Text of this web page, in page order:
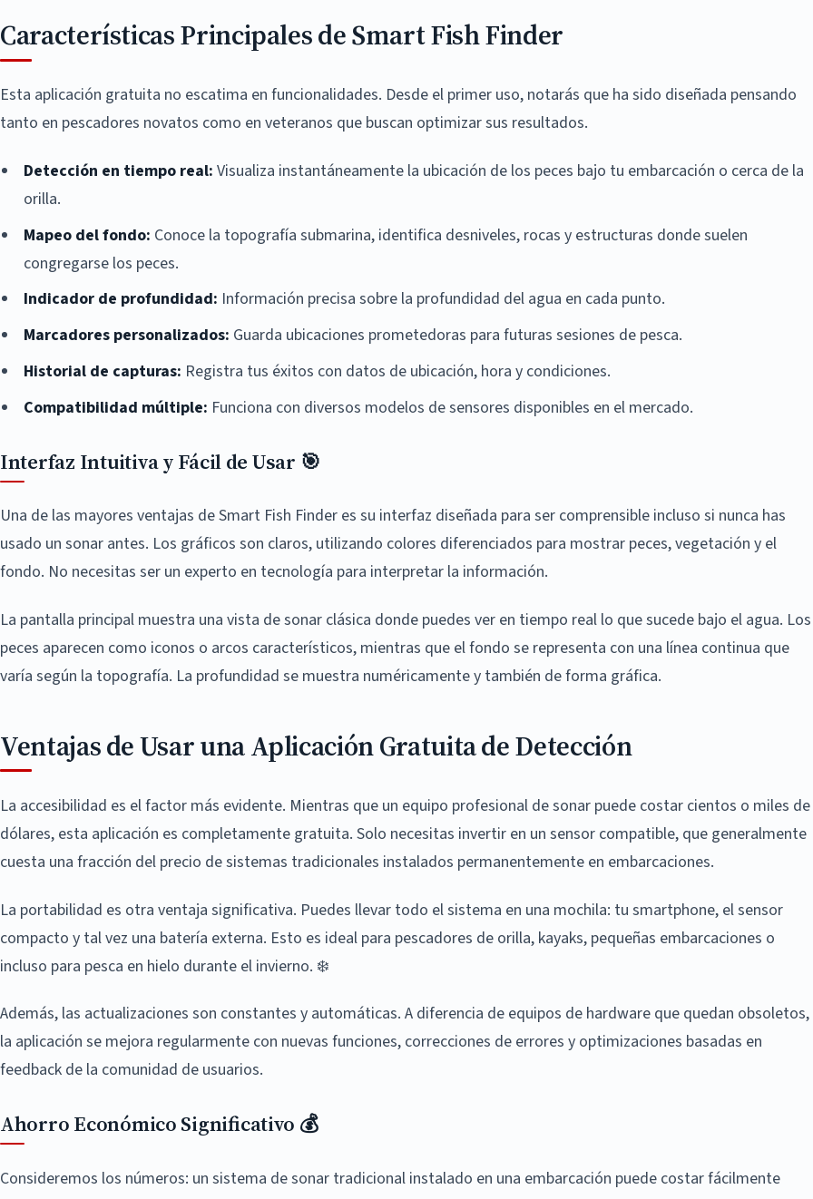
Características Principales de Smart Fish Finder
Esta aplicación gratuita no escatima en funcionalidades. Desde el primer uso, notarás que ha sido diseñada pensando
tanto en pescadores novatos como en veteranos que buscan optimizar sus resultados.
Detección en tiempo real: Visualiza instantáneamente la ubicación de los peces bajo tu embarcación o cerca de la
orilla.
Mapeo del fondo: Conoce la topografía submarina, identifica desniveles, rocas y estructuras donde suelen
congregarse los peces.
Indicador de profundidad: Información precisa sobre la profundidad del agua en cada punto.
Marcadores personalizados: Guarda ubicaciones prometedoras para futuras sesiones de pesca.
Historial de capturas: Registra tus éxitos con datos de ubicación, hora y condiciones.
Compatibilidad múltiple: Funciona con diversos modelos de sensores disponibles en el mercado.
Interfaz Intuitiva y Fácil de Usar 🎯
Una de las mayores ventajas de Smart Fish Finder es su interfaz diseñada para ser comprensible incluso si nunca has
usado un sonar antes. Los gráficos son claros, utilizando colores diferenciados para mostrar peces, vegetación y el
fondo. No necesitas ser un experto en tecnología para interpretar la información.
La pantalla principal muestra una vista de sonar clásica donde puedes ver en tiempo real lo que sucede bajo el agua. Los
peces aparecen como iconos o arcos característicos, mientras que el fondo se representa con una línea continua que
varía según la topografía. La profundidad se muestra numéricamente y también de forma gráfica.
Ventajas de Usar una Aplicación Gratuita de Detección
La accesibilidad es el factor más evidente. Mientras que un equipo profesional de sonar puede costar cientos o miles de
dólares, esta aplicación es completamente gratuita. Solo necesitas invertir en un sensor compatible, que generalmente
cuesta una fracción del precio de sistemas tradicionales instalados permanentemente en embarcaciones.
La portabilidad es otra ventaja significativa. Puedes llevar todo el sistema en una mochila: tu smartphone, el sensor
compacto y tal vez una batería externa. Esto es ideal para pescadores de orilla, kayaks, pequeñas embarcaciones o
incluso para pesca en hielo durante el invierno. ❄️
Además, las actualizaciones son constantes y automáticas. A diferencia de equipos de hardware que quedan obsoletos,
la aplicación se mejora regularmente con nuevas funciones, correcciones de errores y optimizaciones basadas en
feedback de la comunidad de usuarios.
Ahorro Económico Significativo 💰
Consideremos los números: un sistema de sonar tradicional instalado en una embarcación puede costar fácilmente